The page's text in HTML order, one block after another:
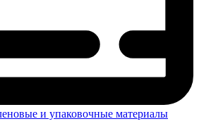
и упаковочные материалы